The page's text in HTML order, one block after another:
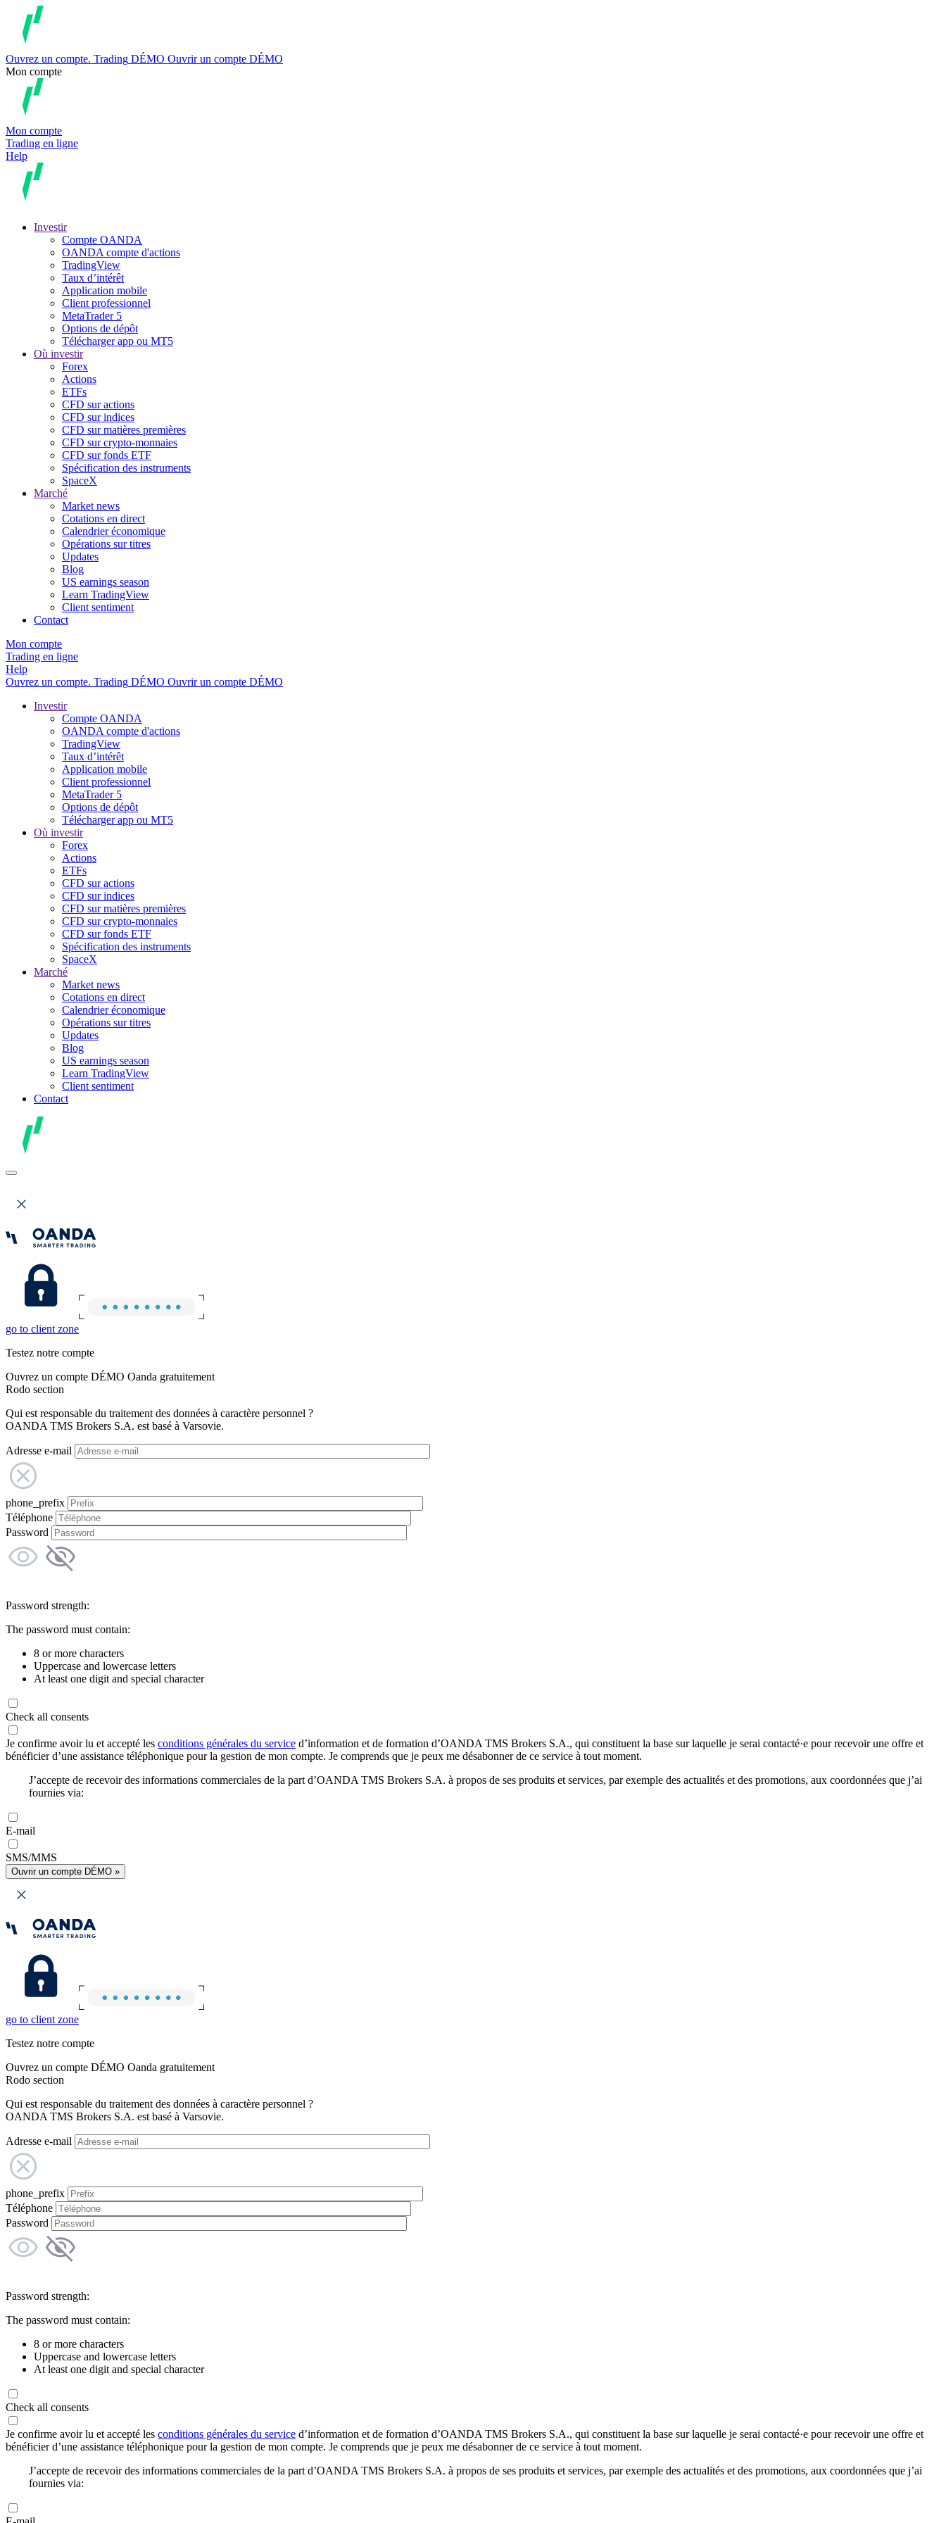
Ouvrez un compte. Trading DÉMO Ouvrir un compte DÉMO
Mon compte
Mon compte
Trading en ligne
Help
Investir
Compte OANDA
OANDA compte d'actions
TradingView
Taux d’intérêt
Application mobile
Client professionnel
MetaTrader 5
Options de dépôt
Télécharger app ou MT5
Où investir
Forex
Actions
ETFs
CFD sur actions
CFD sur indices
CFD sur matières premières
CFD sur crypto-monnaies
CFD sur fonds ETF
Spécification des instruments
SpaceX
Marché
Market news
Cotations en direct
Calendrier économique
Opérations sur titres
Updates
Blog
US earnings season
Learn TradingView
Client sentiment
Contact
Mon compte
Trading en ligne
Help
Ouvrez un compte. Trading DÉMO Ouvrir un compte DÉMO
Investir
Compte OANDA
OANDA compte d'actions
TradingView
Taux d’intérêt
Application mobile
Client professionnel
MetaTrader 5
Options de dépôt
Télécharger app ou MT5
Où investir
Forex
Actions
ETFs
CFD sur actions
CFD sur indices
CFD sur matières premières
CFD sur crypto-monnaies
CFD sur fonds ETF
Spécification des instruments
SpaceX
Marché
Market news
Cotations en direct
Calendrier économique
Opérations sur titres
Updates
Blog
US earnings season
Learn TradingView
Client sentiment
Contact
go to client zone
Testez notre compte
Ouvrez un compte DÉMO Oanda gratuitement
Rodo section
Qui est responsable du traitement des données à caractère personnel ?
OANDA TMS Brokers S.A. est basé à Varsovie.
Adresse e-mail
phone_prefix
Téléphone
Password
Password strength:
The password must contain:
8 or more characters
Uppercase and lowercase letters
At least one digit and special character
Check all consents
Je confirme avoir lu et accepté les conditions générales du service d’information et de formation d’OANDA TMS Brokers S.A., qui constituent la base sur laquelle je serai contacté·e pour recevoir une offre et
bénéficier d’une assistance téléphonique pour la gestion de mon compte. Je comprends que je peux me désabonner de ce service à tout moment.
J’accepte de recevoir des informations commerciales de la part d’OANDA TMS Brokers S.A. à propos de ses produits et services, par exemple des actualités et des promotions, aux coordonnées que j’ai
fournies via:
E-mail
SMS/MMS
Ouvrir un compte DÉMO »
go to client zone
Testez notre compte
Ouvrez un compte DÉMO Oanda gratuitement
Rodo section
Qui est responsable du traitement des données à caractère personnel ?
OANDA TMS Brokers S.A. est basé à Varsovie.
Adresse e-mail
phone_prefix
Téléphone
Password
Password strength:
The password must contain:
8 or more characters
Uppercase and lowercase letters
At least one digit and special character
Check all consents
Je confirme avoir lu et accepté les conditions générales du service d’information et de formation d’OANDA TMS Brokers S.A., qui constituent la base sur laquelle je serai contacté·e pour recevoir une offre et
bénéficier d’une assistance téléphonique pour la gestion de mon compte. Je comprends que je peux me désabonner de ce service à tout moment.
J’accepte de recevoir des informations commerciales de la part d’OANDA TMS Brokers S.A. à propos de ses produits et services, par exemple des actualités et des promotions, aux coordonnées que j’ai
fournies via: